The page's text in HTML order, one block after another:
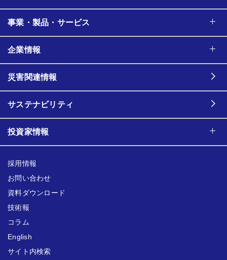
事業・製品・サービス
企業情報
災害関連情報
サステナビリティ
投資家情報
採用情報
お問い合わせ
資料ダウンロード
技術報
コラム
English
サイト内検索